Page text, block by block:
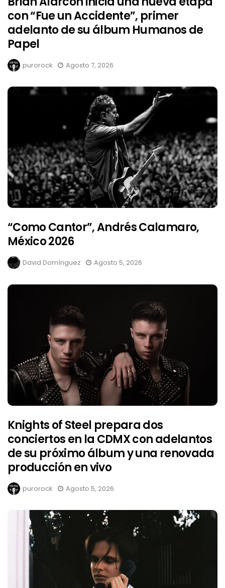
con “Fue un Accidente”, primer
adelanto de su álbum Humanos de
Papel
purorock Agosto 7, 2026
“Como Cantor”, Andrés Calamaro,
México 2026
David Domínguez Agosto 5, 2026
Knights of Steel prepara dos
conciertos en la CDMX con adelantos
de su próximo álbum y una renovada
producción en vivo
purorock Agosto 5, 2026